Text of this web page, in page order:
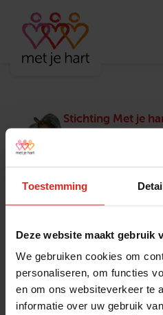
Toestemming
Deze website maakt gebruik
We gebruiken cookies om
personaliseren, om functies
en om ons websiteverkeer te
informatie over uw gebruik
Stichting Met je
Stichting Met je
eenzaam voelen
winnaar van het
Actuele vacatures
Pers en media
Jaarverslag 2025